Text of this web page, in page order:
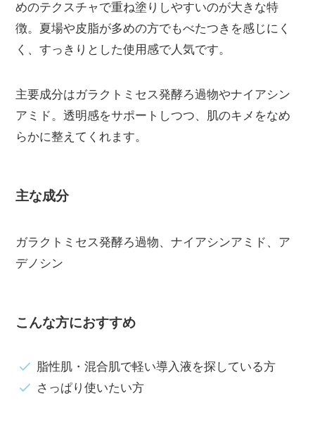
めのテクスチャで重ね塗りしやすいのが大きな特
徴。夏場や皮脂が多めの方でもべたつきを感じにく
く、すっきりとした使用感で人気です。
主要成分はガラクトミセス発酵ろ過物やナイアシン
アミド。透明感をサポートしつつ、肌のキメをなめ
らかに整えてくれます。
主な成分
ガラクトミセス発酵ろ過物、ナイアシンアミド、ア
デノシン
こんな方におすすめ
脂性肌・混合肌で軽い導入液を探している方
さっぱり使いたい方